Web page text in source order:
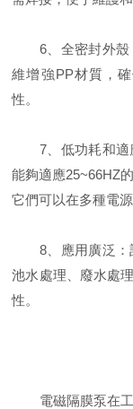
6、全密封外殼
維增強PP材質，
性。
7、低功耗和適應
能夠適應25~66HZ
它們可以在多種電源
8、應用廣泛：
池水處理、廢水處
性。
電磁隔膜泵在工